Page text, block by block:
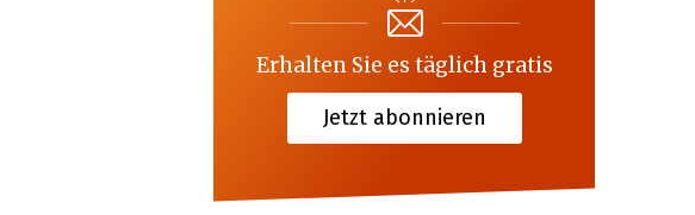
Erhalten Sie es täglich gratis
Jetzt abonnieren